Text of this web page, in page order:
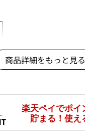
商品詳細をもっと見る